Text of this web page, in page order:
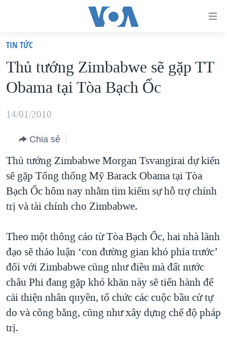
truy
cập
Tới
dung
chính
điều
hướng
chính
Đi
"Tìm"
VIỆT NAM
HOA KỲ
BIỂN ĐÔNG
BLOG
DIỄN ĐÀN
MỤC
TỰ DO BÁO CHÍ
NGƯỜI VIỆT HẢI NGOẠI
ĐỜI SỐNG
KHOA HỌC
SỨC KHOẺ
CHUYÊN ĐỀ
HÀNH TRÌNH BẦU CỬ 2024
MỘT NĂM CHIẾN TRANH TẠI DẢI GAZA
GIẢI MÃ VÀNH ĐAI & CON ĐƯỜNG
NGÀY TỊ NẠN THẾ GIỚI
TRỊNH VĨNH BÌNH - NGƯỜI HẠ 'BÊN THẮNG CUỘC'
VIDEO
NGHE
MẠNG XÃ HỘI
TIN TỨC
Thủ tướng Zimbabwe sẽ gặp TT
Obama tại Tòa Bạch Ốc
14/01/2010
Chia sẻ
Thủ tướng Zimbabwe Morgan Tsvangirai dự kiến
sẽ gặp Tổng thống Mỹ Barack Obama tại Tòa
Bạch Ốc hôm nay nhằm tìm kiếm sự hỗ trợ chính
trị và tài chính cho Zimbabwe.
Theo một thông cáo từ Tòa Bạch Ốc, hai nhà lãnh
đạo sẽ thảo luận ‘con đường gian khó phía trước’
đối với Zimbabwe cũng như điều mà đất nước
châu Phi đang gặp khó khăn này sẽ tiến hành để
cải thiện nhân quyền, tổ chức các cuộc bầu cử tự
do và công bằng, cũng như xây dựng chế độ pháp
trị.